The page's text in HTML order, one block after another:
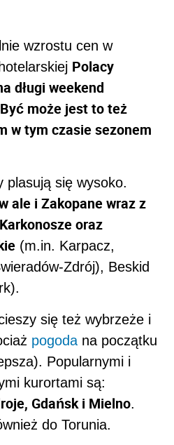
wzrostu cen w
Polacy
długi weekend
może jest to też
w tym czasie sezonem
plasują się wysoko.
ale i Zakopane wraz z
Karkonosze oraz
(m.in. Karpacz,
Zdrój), Beskid
się też wybrzeże i
pogoda na początku
Popularnymi i
kurortami są:
Gdańsk i Mielno.
do Torunia.